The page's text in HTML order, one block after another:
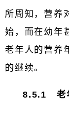
所周知，营养
始，而在幼年
老年人的营养
的继续。
8.5.1 老